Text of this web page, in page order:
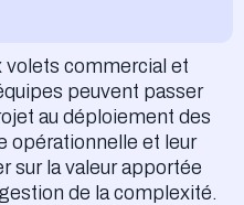
commercial et
peuvent passer
au déploiement des
opérationnelle et leur
sur la valeur apportée
de la complexité.